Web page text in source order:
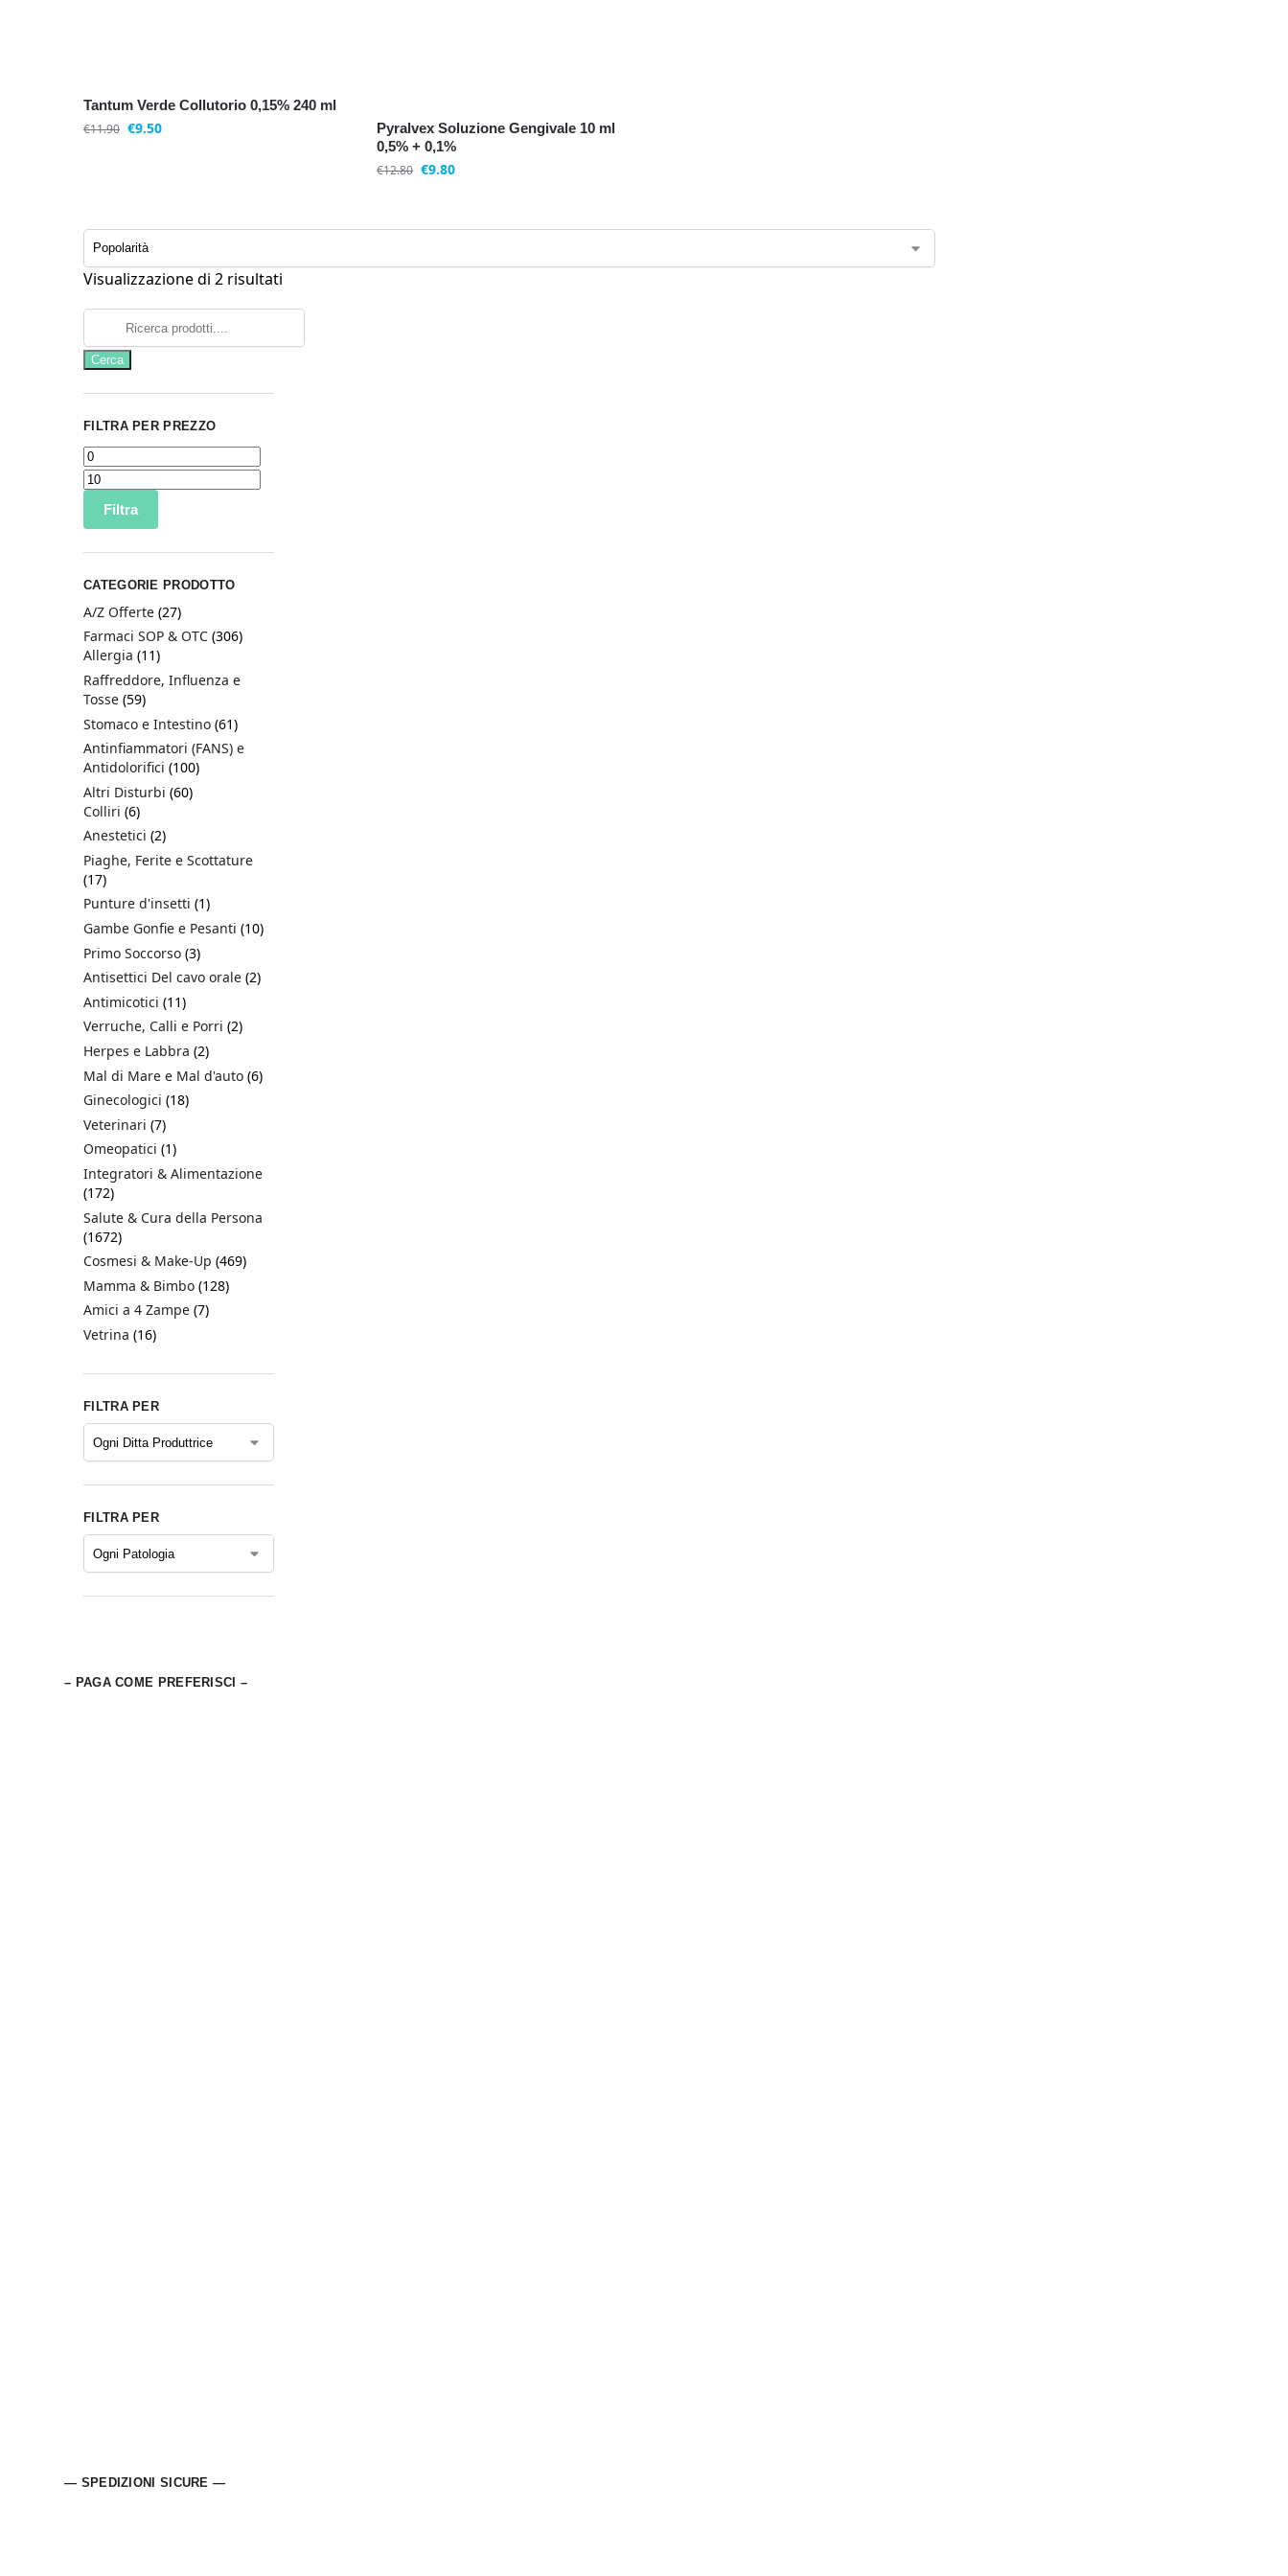
Tantum Verde Collutorio 0,15% 240 ml
€11.90 €9.50
Pyralvex Soluzione Gengivale 10 ml
0,5% + 0,1%
€12.80 €9.80
Visualizzazione di 2 risultati
FILTRA PER PREZZO
Filtra
CATEGORIE PRODOTTO
A/Z Offerte (27)
Farmaci SOP & OTC (306)
Allergia (11)
Raffreddore, Influenza e
Tosse (59)
Stomaco e Intestino (61)
Antinfiammatori (FANS) e
Antidolorifici (100)
Altri Disturbi (60)
Colliri (6)
Anestetici (2)
Piaghe, Ferite e Scottature
(17)
Punture d'insetti (1)
Gambe Gonfie e Pesanti (10)
Primo Soccorso (3)
Antisettici Del cavo orale (2)
Antimicotici (11)
Verruche, Calli e Porri (2)
Herpes e Labbra (2)
Mal di Mare e Mal d'auto (6)
Ginecologici (18)
Veterinari (7)
Omeopatici (1)
Integratori & Alimentazione
(172)
Salute & Cura della Persona
(1672)
Cosmesi & Make-Up (469)
Mamma & Bimbo (128)
Amici a 4 Zampe (7)
Vetrina (16)
FILTRA PER
FILTRA PER
– PAGA COME PREFERISCI –
— SPEDIZIONI SICURE —